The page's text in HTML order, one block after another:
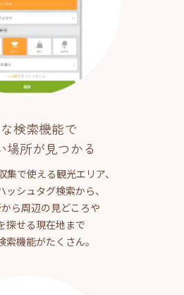
検索機能で
場所が見つかる
集で使える観光エリア、
ッシュタグ検索から、
ら周辺の見どころや
探せる現在地まで
索機能がたくさん。